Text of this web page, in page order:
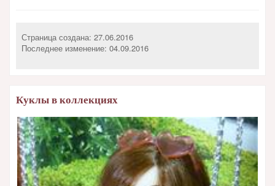
Страница создана: 27.06.2016
Последнее изменение: 04.09.2016
Куклы в коллекциях